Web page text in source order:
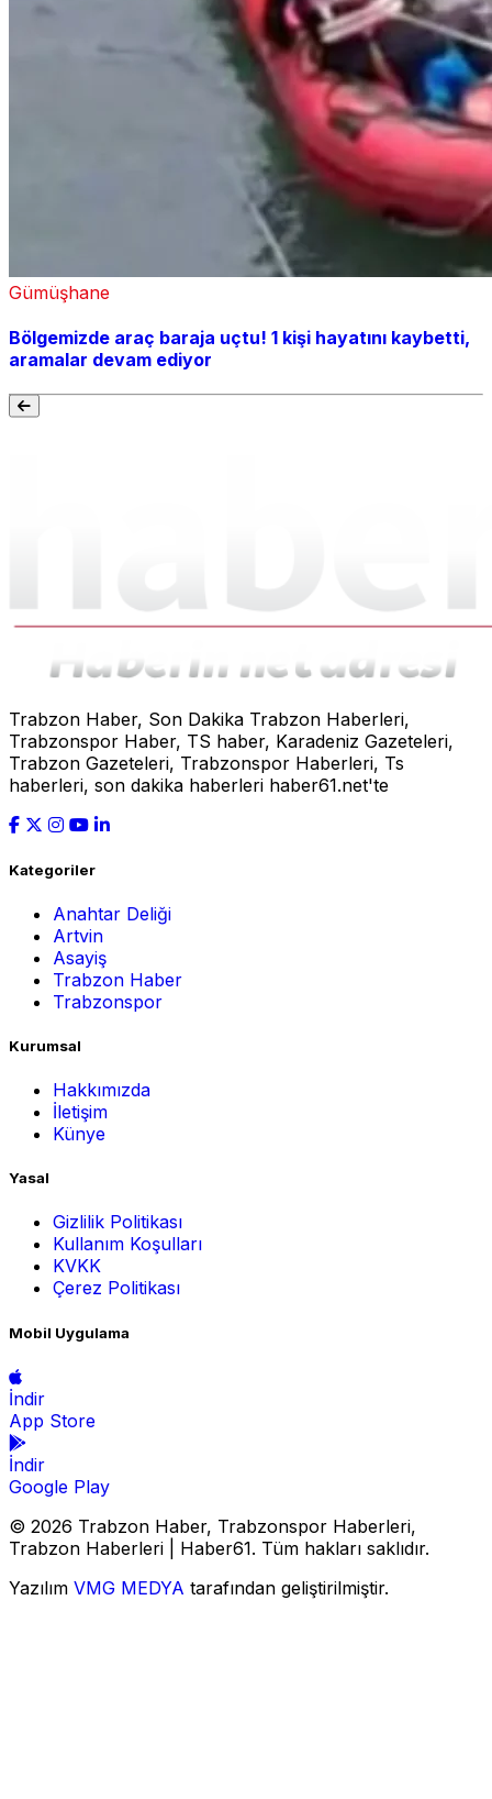
Gümüşhane
Bölgemizde araç baraja uçtu! 1 kişi hayatını kaybetti,
aramalar devam ediyor
Trabzon Haber, Son Dakika Trabzon Haberleri,
Trabzonspor Haber, TS haber, Karadeniz Gazeteleri,
Trabzon Gazeteleri, Trabzonspor Haberleri, Ts
haberleri, son dakika haberleri haber61.net'te
Kategoriler
Anahtar Deliği
Artvin
Asayiş
Trabzon Haber
Trabzonspor
Kurumsal
Hakkımızda
İletişim
Künye
Yasal
Gizlilik Politikası
Kullanım Koşulları
KVKK
Çerez Politikası
Mobil Uygulama
İndir
App Store
İndir
Google Play
© 2026 Trabzon Haber, Trabzonspor Haberleri,
Trabzon Haberleri | Haber61. Tüm hakları saklıdır.
Yazılım VMG MEDYA tarafından geliştirilmiştir.